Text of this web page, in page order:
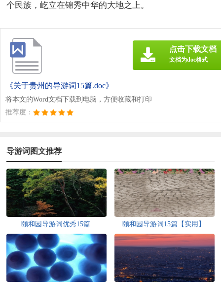
个民族，屹立在锦秀中华的大地之上。
《关于贵州的导游词15篇.doc》
将本文的Word文档下载到电脑，方便收藏和打印
推荐度：
点击下载文档
文档为doc格式
导游词图文推荐
颐和园导游词优秀15篇 颐和园导游词15篇【实用】